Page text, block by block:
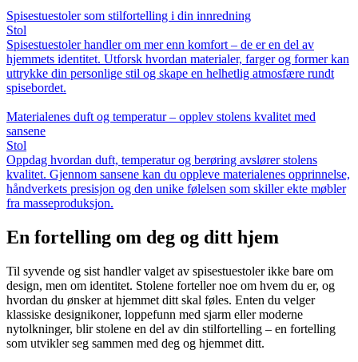
Spisestuestoler som stilfortelling i din innredning
Stol
Spisestuestoler handler om mer enn komfort – de er en del av
hjemmets identitet. Utforsk hvordan materialer, farger og former kan
uttrykke din personlige stil og skape en helhetlig atmosfære rundt
spisebordet.
Materialenes duft og temperatur – opplev stolens kvalitet med
sansene
Stol
Oppdag hvordan duft, temperatur og berøring avslører stolens
kvalitet. Gjennom sansene kan du oppleve materialenes opprinnelse,
håndverkets presisjon og den unike følelsen som skiller ekte møbler
fra masseproduksjon.
En fortelling om deg og ditt hjem
Til syvende og sist handler valget av spisestuestoler ikke bare om
design, men om identitet. Stolene forteller noe om hvem du er, og
hvordan du ønsker at hjemmet ditt skal føles. Enten du velger
klassiske designikoner, loppefunn med sjarm eller moderne
nytolkninger, blir stolene en del av din stilfortelling – en fortelling
som utvikler seg sammen med deg og hjemmet ditt.